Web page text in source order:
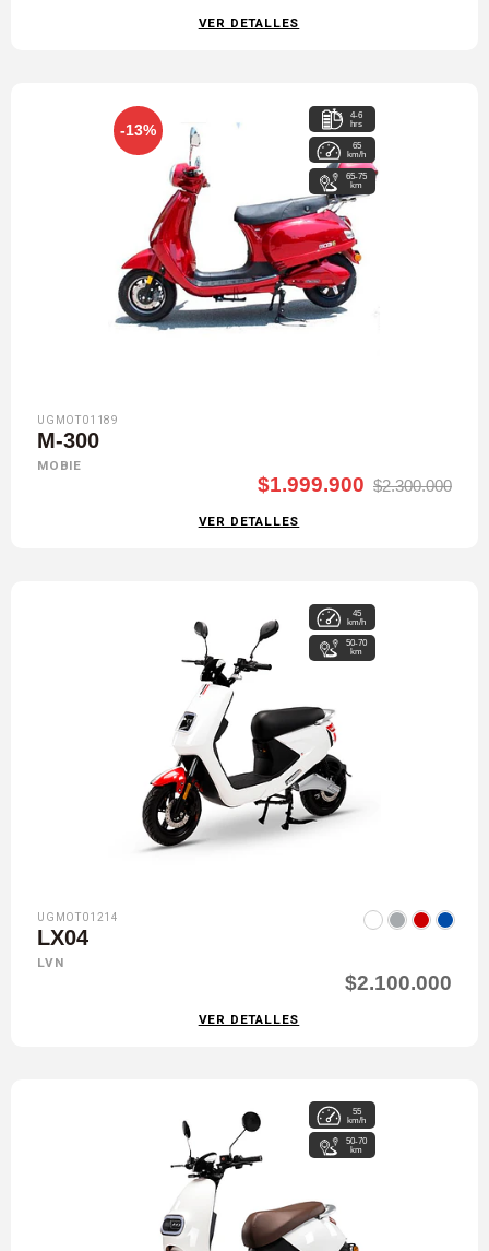
VER DETALLES
-13%
4-6
hrs
65
km/h
65-75
km
UGMOT01189
M-300
MOBIE
$1.999.900 $2.300.000
VER DETALLES
45
km/h
50-70
km
UGMOT01214
LX04
LVN
$2.100.000
VER DETALLES
55
km/h
50-70
km